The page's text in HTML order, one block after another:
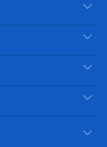
ッ
ト
ク
ン
タ
レ
ス
ト